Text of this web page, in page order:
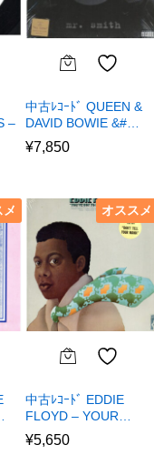
–
中古ﾚｺｰﾄﾞ QUEEN &
DAVID BOWIE &#…
¥7,850
メ オススメ
中古ﾚｺｰﾄﾞ EDDIE
FLOYD – YOUR…
¥5,650